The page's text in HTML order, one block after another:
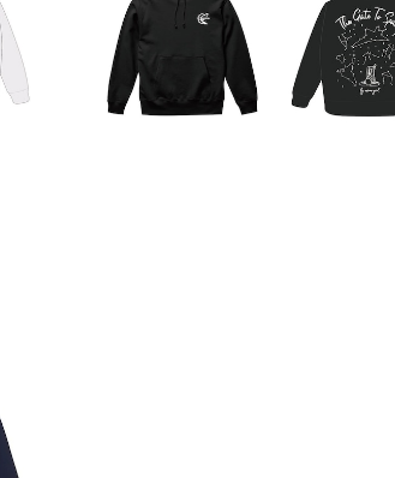
下地島宇宙港パーカー（ブラック）
¥7,900